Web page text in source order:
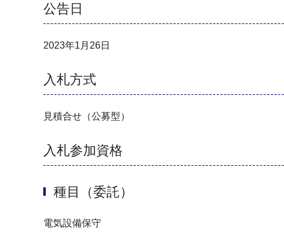
公告日
2023年1月26日
入札方式
見積合せ（公募型）
入札参加資格
種目（委託）
電気設備保守